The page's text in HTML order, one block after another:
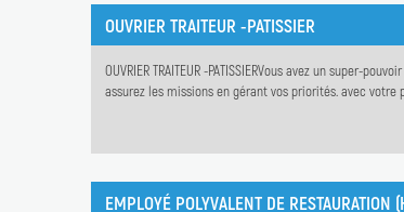
OUVRIER TRAITEUR -PATISSIER
OUVRIER TRAITEUR -PATISSIERVous avez un super-
assurez les missions en gérant vos priorités. avec votre